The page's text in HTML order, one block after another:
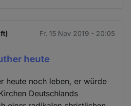
Fr. 15 Nov 2019 - 20:05
heute
heute noch leben, er würde
Deutschlands